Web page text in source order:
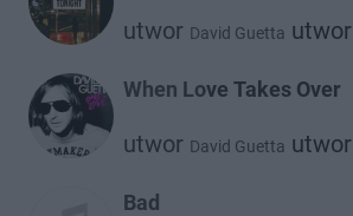
utwor David Guetta utwor
When Love Takes Over
utwor David Guetta utwor
Bad